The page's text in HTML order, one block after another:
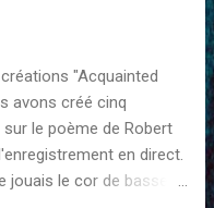
"Acquainted
avons créé cinq
le poème de Robert
en direct.
le cor de basset